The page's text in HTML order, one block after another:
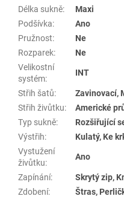
Délka sukně:
Maxi
Podšívka:
Ano
Pružnost:
Ne
Rozparek:
Ne
Velikostní
systém:
INT
Střih šatů:
Zavinovací,
Střih živůtku:
Americké
Typ sukně:
Rozšiřující
Výstřih:
Kulatý, Ke
Vystužení
živůtku:
Ano
Zapínání:
Skrytý zip,
Zdobení: Štras,